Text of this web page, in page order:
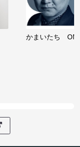
かまいたち